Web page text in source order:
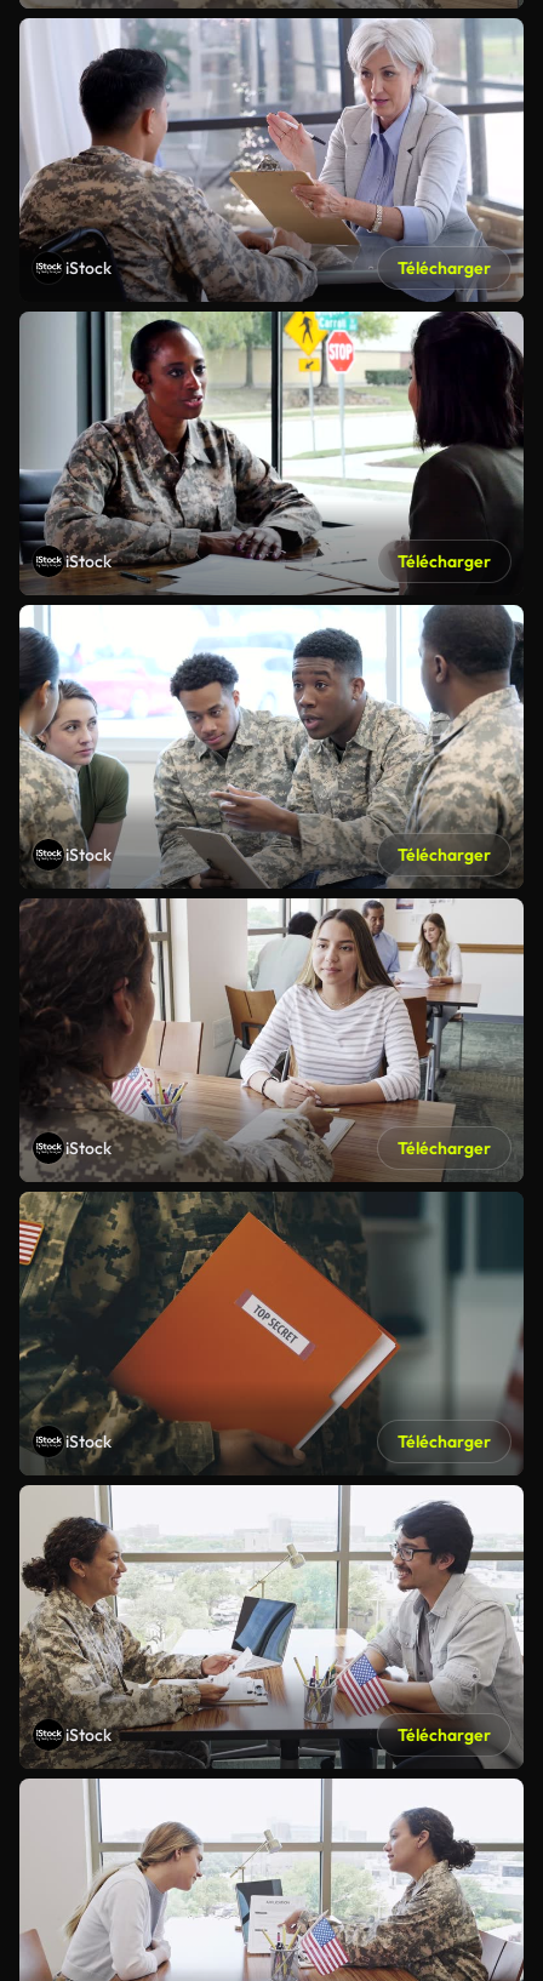
iStock Télécharger
iStock Télécharger
iStock Télécharger
iStock Télécharger
iStock Télécharger
iStock Télécharger